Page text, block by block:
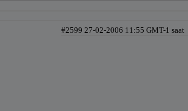
#2599 27-02-2006 11:55 GMT-1 saat